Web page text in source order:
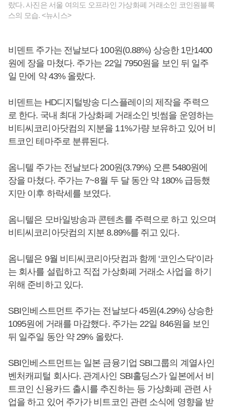
랐다. 사진은 서울 여의도 오프라인 가상화폐 거래소인 코인원블록
스의 모습. <뉴시스>
비덴트 주가는 전날보다 100원(0.88%) 상승한 1만1400
원에 장을 마쳤다. 주가는 22일 7950원을 보인 뒤 일주
일 만에 약 43% 올랐다.
비덴트는 HD디지털방송 디스플레이의 제작을 주력으
로 한다. 국내 최대 가상화폐 거래소인 빗썸을 운영하는
비티씨코리아닷컴의 지분을 11%가량 보유하고 있어 비
트코인 테마주로 분류된다.
옴니텔 주가는 전날보다 200원(3.79%) 오른 5480원에
장을 마쳤다. 주가는 7~8월 두 달 동안 약 180% 급등했
지만 이후 하락세를 보였다.
옴니텔은 모바일방송과 콘텐츠를 주력으로 하고 있으며
비티씨코리아닷컴의 지분 8.89%를 쥐고 있다.
옴니텔은 9월 비티씨코리아닷컴과 함께 ‘코인스닥’이라
는 회사를 설립하고 직접 가상화폐 거래소 사업을 하기
위해 준비하고 있다.
SBI인베스트먼트 주가는 전날보다 45원(4.29%) 상승한
1095원에 거래를 마감했다. 주가는 22일 846원을 보인
뒤 일주일 동안 약 29% 올랐다.
SBI인베스트먼트는 일본 금융기업 SBI그룹의 계열사인
벤처캐피털 회사다. 관계사인 SBI홀딩스가 일본에서 비
트코인 신용카드 출시를 추진하는 등 가상화폐 관련 사
업을 하고 있어 주가가 비트코인 관련 소식에 영향을 받